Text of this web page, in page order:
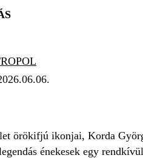
örökifjú ikonjai, Korda
énekesek egy